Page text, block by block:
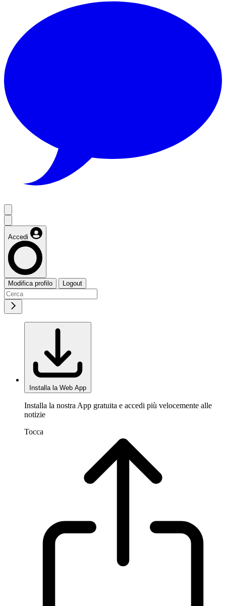
Accedi
Modifica profilo Logout
Installa la Web App
Installa la nostra App gratuita e accedi più velocemente alle
notizie
Tocca